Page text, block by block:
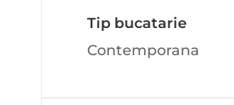
Tip bucatarie
Contemporana